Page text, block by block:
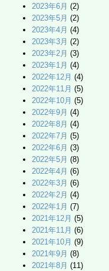
2023年6月 (2)
2023年5月 (2)
2023年4月 (4)
2023年3月 (2)
2023年2月 (3)
2023年1月 (4)
2022年12月 (4)
2022年11月 (5)
2022年10月 (5)
2022年9月 (4)
2022年8月 (4)
2022年7月 (5)
2022年6月 (3)
2022年5月 (8)
2022年4月 (6)
2022年3月 (6)
2022年2月 (4)
2022年1月 (7)
2021年12月 (5)
2021年11月 (6)
2021年10月 (9)
2021年9月 (8)
2021年8月 (11)